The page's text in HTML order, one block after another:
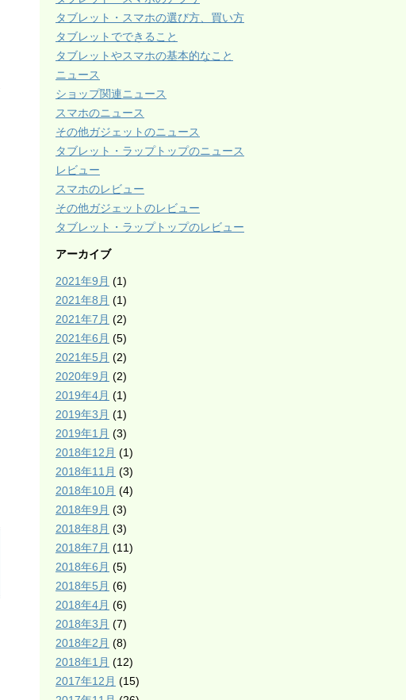
タブレット・スマホの選び方、買い方
タブレットでできること
タブレットやスマホの基本的なこと
ニュース
ショップ関連ニュース
スマホのニュース
その他ガジェットのニュース
タブレット・ラップトップのニュース
レビュー
スマホのレビュー
その他ガジェットのレビュー
タブレット・ラップトップのレビュー
アーカイブ
2021年9月 (1)
2021年8月 (1)
2021年7月 (2)
2021年6月 (5)
2021年5月 (2)
2020年9月 (2)
2019年4月 (1)
2019年3月 (1)
2019年1月 (3)
2018年12月 (1)
2018年11月 (3)
2018年10月 (4)
2018年9月 (3)
2018年8月 (3)
2018年7月 (11)
2018年6月 (5)
2018年5月 (6)
2018年4月 (6)
2018年3月 (7)
2018年2月 (8)
2018年1月 (12)
2017年12月 (15)